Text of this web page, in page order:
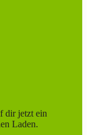
dir jetzt ein
Laden.